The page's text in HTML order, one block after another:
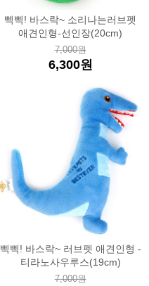
삑삑! 바스락~ 소리나는러브펫
애견인형-선인장(20cm)
7,000원
6,300원
삑삑! 바스락~ 러브펫 애견인형 -
티라노사우루스(19cm)
7,000원